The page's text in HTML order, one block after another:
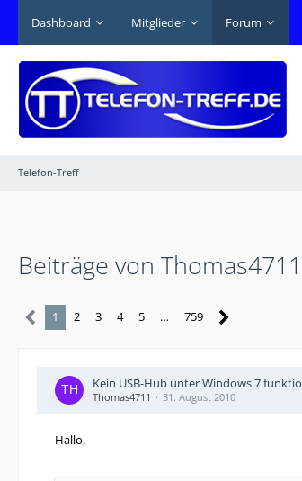
Dashboard Mitglieder Forum
Telefon-Treff
Beiträge von Thomas4711
1 2 3 4 5 … 759
Kein USB-Hub unter Windows 7
Thomas4711 31. August 2010
Hallo,